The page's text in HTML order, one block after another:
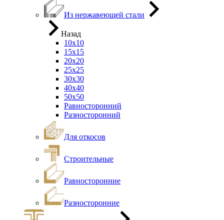
Из нержавеющей стали
Назад
10х10
15х15
20х20
25х25
30х30
40х40
50х50
Равносторонний
Разносторонний
Для откосов
Строительные
Равносторонние
Разносторонние